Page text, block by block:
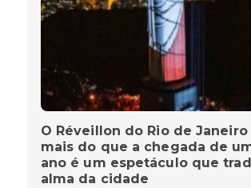
O Réveillon do Rio de
mais do que a chegada de
ano é um espetáculo que
alma da cidade